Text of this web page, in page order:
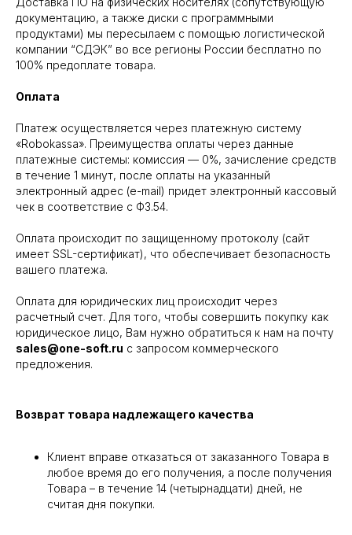
документацию, а также диски с программными
продуктами) мы пересылаем с помощью логистической
компании “СДЭК” во все регионы России бесплатно по
100% предоплате товара.
Оплата
Платеж осуществляется через платежную систему
«Robokassa». Преимущества оплаты через данные
платежные системы: комиссия — 0%, зачисление средств
в течение 1 минут, после оплаты на указанный
электронный адрес (e-mail) придет электронный кассовый
чек в соответствие с ФЗ.54.
Оплата происходит по защищенному протоколу (сайт
имеет SSL-сертификат), что обеспечивает безопасность
вашего платежа.
Оплата для юридических лиц происходит через
расчетный счет. Для того, чтобы совершить покупку как
юридическое лицо, Вам нужно обратиться к нам на почту
sales@one-soft.ru с запросом коммерческого
предложения.
Возврат товара надлежащего качества
Клиент вправе отказаться от заказанного Товара в
любое время до его получения, а после получения
Товара – в течение 14 (четырнадцати) дней, не
считая дня покупки.